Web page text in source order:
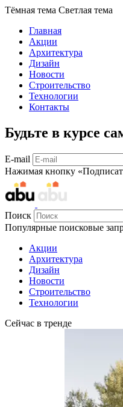
Тёмная тема Светлая тема
Главная
Акции
Архитектура
Дизайн
Новости
Строительство
Технологии
Контакты
Будьте в курсе
E-mail
Нажимая кнопку
Поиск
Популярные поисковые
Акции
Архитектура
Дизайн
Новости
Строительство
Технологии
Сейчас в тренде